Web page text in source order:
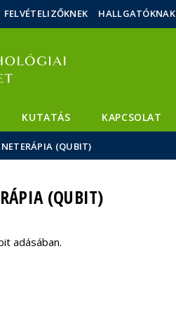
FELVÉTELIZŐKNEK HALLGATÓKNAK
KUTATÁS KAPCSOLAT
(QUBIT)
(QUBIT)
adásában.